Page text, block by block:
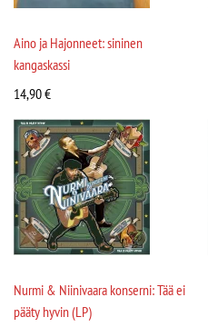
Aino ja Hajonneet: sininen
kangaskassi
14,90€
Nurmi & Niinivaara konserni: Tää ei
pääty hyvin (LP)